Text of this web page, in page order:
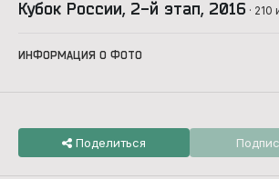
Кубок России, 2-й этап, 2016 ·
ИНФОРМАЦИЯ О ФОТО
Поделиться